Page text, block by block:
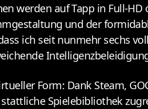
werden auf Tapp in Full-
und der
ich seit nunmehr sechs
Form: Dank Steam,
Spielebibliothek